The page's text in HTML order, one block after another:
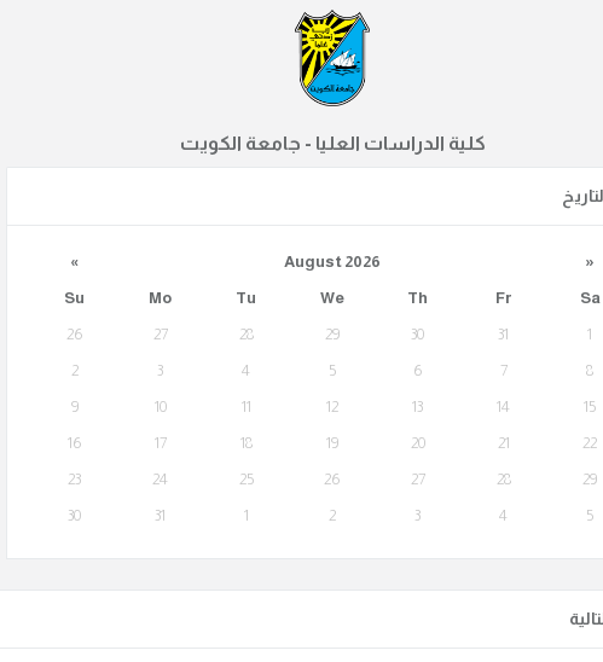
كلية الدراسات العليا - جامعة الكويت
« August 2026
»
Su
Mo Tu We Th Fr
Sa
26
27 28 29 30 31
1
2
3 4 5 6 7
8
9
10 11 12 13 14
15
16
17 18 19 20 21
22
23
24 25 26 27 28
29
30
31 1 2 3 4 5